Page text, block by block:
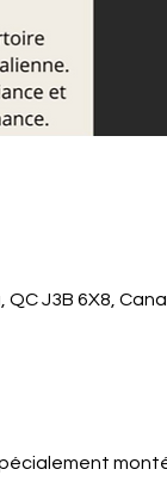
J3B 6X8,